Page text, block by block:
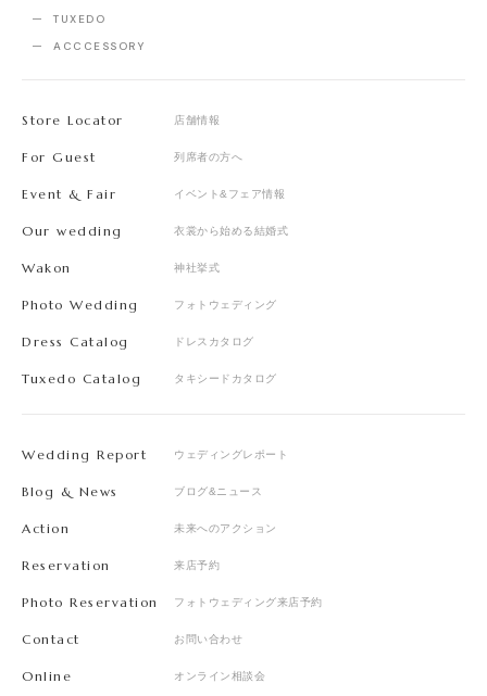
TUXEDO
ACCCESSORY
Store Locator 店舗情報
For Guest 列席者の方へ
Event & Fair イベント&フェア情報
Our wedding 衣裳から始める結婚式
Wakon 神社挙式
Photo Wedding フォトウェディング
Dress Catalog ドレスカタログ
Tuxedo Catalog タキシードカタログ
Wedding Report ウェディングレポート
Blog & News ブログ&ニュース
Action 未来へのアクション
Reservation 来店予約
Photo Reservation フォトウェディング来店予約
Contact お問い合わせ
Online オンライン相談会